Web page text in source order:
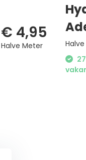
€ 4,95
Halve Meter